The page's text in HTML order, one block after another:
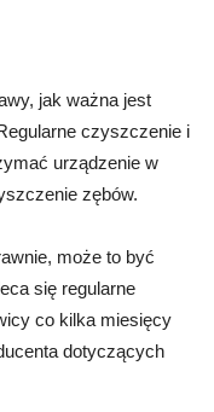
jak ważna jest
czyszczenie i
urządzenie w
zębów.
może to być
się regularne
co kilka miesięcy
dotyczących